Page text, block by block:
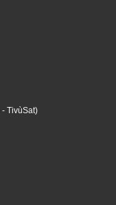
- TivùSat)